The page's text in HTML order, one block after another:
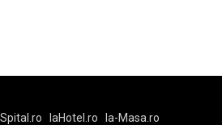
laHotel.ro
la-Masa.ro